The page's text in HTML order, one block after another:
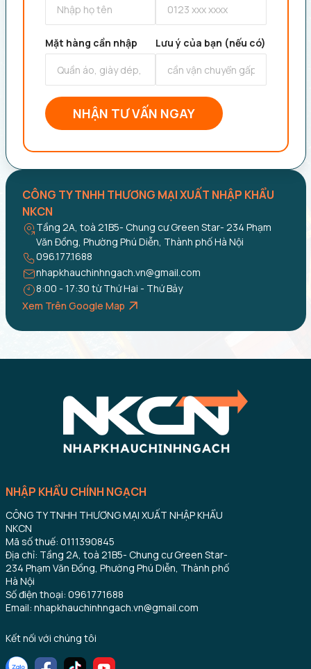
CÔNG TY TNHH THƯƠNG MẠI XUẤT NHẬP KHẨU
NKCN
Tầng 2A, toà 21B5- Chung cư Green Star- 234 Phạm
Văn Đồng, Phường Phú Diễn, Thành phố Hà Nội
096.177.1688
nhapkhauchinhngach.vn@gmail.com
8:00 - 17:30 từ Thứ Hai - Thứ Bảy
Xem Trên Google Map
Mặt hàng cần nhập Lưu ý của bạn (nếu có)
NHẬN TƯ VẤN NGAY
NHẬP KHẨU CHÍNH NGẠCH
CÔNG TY TNHH THƯƠNG MẠI XUẤT NHẬP KHẨU
NKCN
Mã số thuế: 0111390845
Địa chỉ: Tầng 2A, toà 21B5- Chung cư Green Star-
234 Phạm Văn Đồng, Phường Phú Diễn, Thành phố
Hà Nội
Số điện thoại: 0961771688
Email: nhapkhauchinhngach.vn@gmail.com
Kết nối với chúng tôi